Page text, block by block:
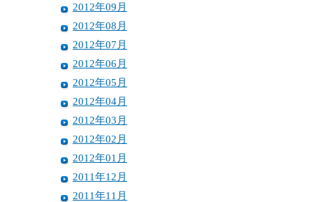
2012年09月
2012年08月
2012年07月
2012年06月
2012年05月
2012年04月
2012年03月
2012年02月
2012年01月
2011年12月
2011年11月